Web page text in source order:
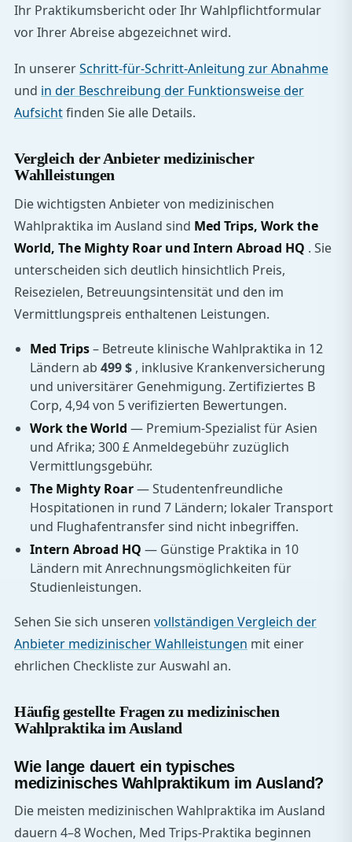
Ihr Praktikumsbericht oder Ihr Wahlpflichtformular
vor Ihrer Abreise abgezeichnet wird.
In unsererSchritt-für-Schritt-Anleitung zur Abnahme
und in der Beschreibung der Funktionsweise der
Aufsichtfinden Sie alle Details.
Vergleich der Anbieter medizinischer
Wahlleistungen
Die wichtigsten Anbieter von medizinischen
Wahlpraktika im Ausland sind Med Trips, Work the
World, The Mighty Roar und Intern Abroad HQ . Sie
unterscheiden sich deutlich hinsichtlich Preis,
Reisezielen, Betreuungsintensität und den im
Vermittlungspreis enthaltenen Leistungen.
Med Trips– Betreute klinische Wahlpraktika in 12
Ländern ab 499 $ , inklusive Krankenversicherung
und universitärer Genehmigung. Zertifiziertes B
Corp, 4,94 von 5 verifizierten Bewertungen.
Work the World — Premium-Spezialist für Asien
und Afrika; 300 £ Anmeldegebühr zuzüglich
Vermittlungsgebühr.
The Mighty Roar— Studentenfreundliche
Hospitationen in rund 7 Ländern; lokaler Transport
und Flughafentransfer sind nicht inbegriffen.
Intern Abroad HQ — Günstige Praktika in 10
Ländern mit Anrechnungsmöglichkeiten für
Studienleistungen.
Sehen Sie sich unseren vollständigen Vergleich der
Anbieter medizinischer Wahlleistungen mit einer
ehrlichen Checkliste zur Auswahl an.
Häufig gestellte Fragen zu medizinischen
Wahlpraktika im Ausland
Wie lange dauert ein typisches
medizinisches Wahlpraktikum im Ausland?
Die meisten medizinischen Wahlpraktika im Ausland
dauern 4–8 Wochen, Med Trips-Praktika beginnen